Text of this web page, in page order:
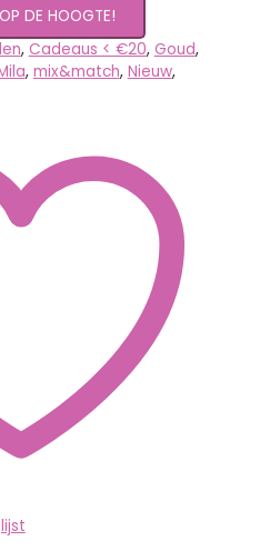
, Cadeaus < €20, Goud,
, mix&match, Nieuw,